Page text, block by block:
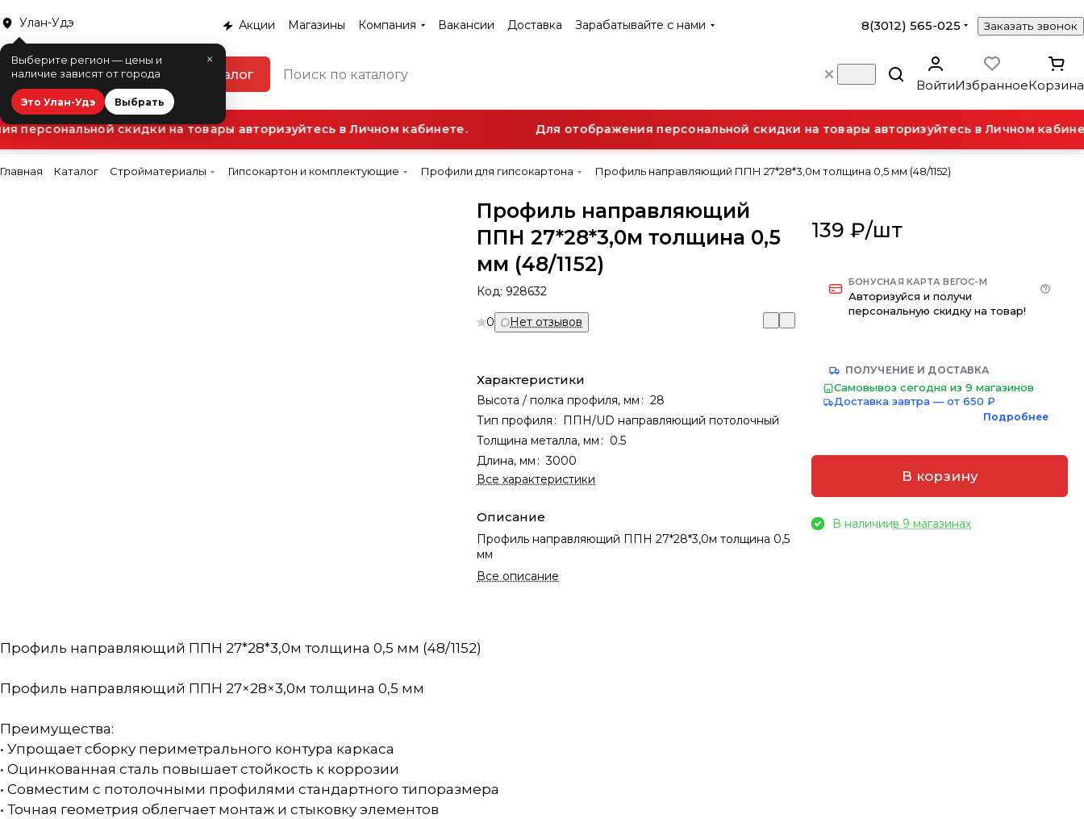
Улан-Удэ
×
Выберите регион — цены и
наличие зависят от города
Это Улан-Удэ Выбрать
Акции Магазины Компания Вакансии Доставка Зарабатывайте с нами 8(3012) 565-025 Заказать звонок
Каталог
ВойтиИзбранноеКорзина
персональной скидки на товары авторизуйтесь в Личном кабинете. Для отображения персональной скидки на товары авторизуйтесь в Личном
Главная Каталог Стройматериалы Гипсокартон и комплектующие Профили для гипсокартона Профиль направляющий ППН 27*28*3,0м толщина 0,5 мм (48/1152)
Профиль направляющий
ППН 27*28*3,0м толщина 0,5
мм (48/1152)
Код: 928632
0 Нет отзывов
Характеристики
Высота / полка профиля, мм : 28
Тип профиля : ППН/UD направляющий потолочный
Толщина металла, мм : 0.5
Длина, мм : 3000
Все характеристики
Описание
Профиль направляющий ППН 27*28*3,0м толщина 0,5
мм
Все описание
139 ₽/шт
БОНУСНАЯ КАРТА ВЕГОС-М
Авторизуйся и получи
персональную скидку на товар!
ПОЛУЧЕНИЕ И ДОСТАВКА
Самовывоз сегодня из 9 магазинов
Доставка завтра — от 650 ₽
Подробнее
В корзину
В наличиив 9 магазинах
Профиль направляющий ППН 27*28*3,0м толщина 0,5 мм (48/1152)
Профиль направляющий ППН 27×28×3,0м толщина 0,5 мм
Преимущества:
• Упрощает сборку периметрального контура каркаса
• Оцинкованная сталь повышает стойкость к коррозии
• Совместим с потолочными профилями стандартного типоразмера
• Точная геометрия облегчает монтаж и стыковку элементов